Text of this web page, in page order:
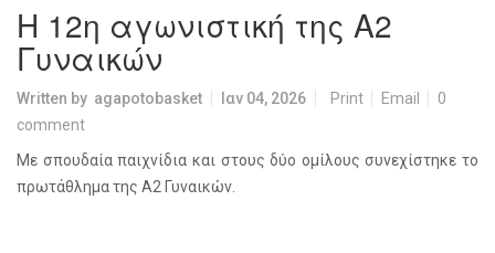
Η 12η αγωνιστική της Α2
Γυναικών
Written by agapotobasket Ιαν 04, 2026 Print Email
0
comment
Με σπουδαία παιχνίδια και στους δύο ομίλους συνεχίστηκε το
πρωτάθλημα της Α2 Γυναικών.